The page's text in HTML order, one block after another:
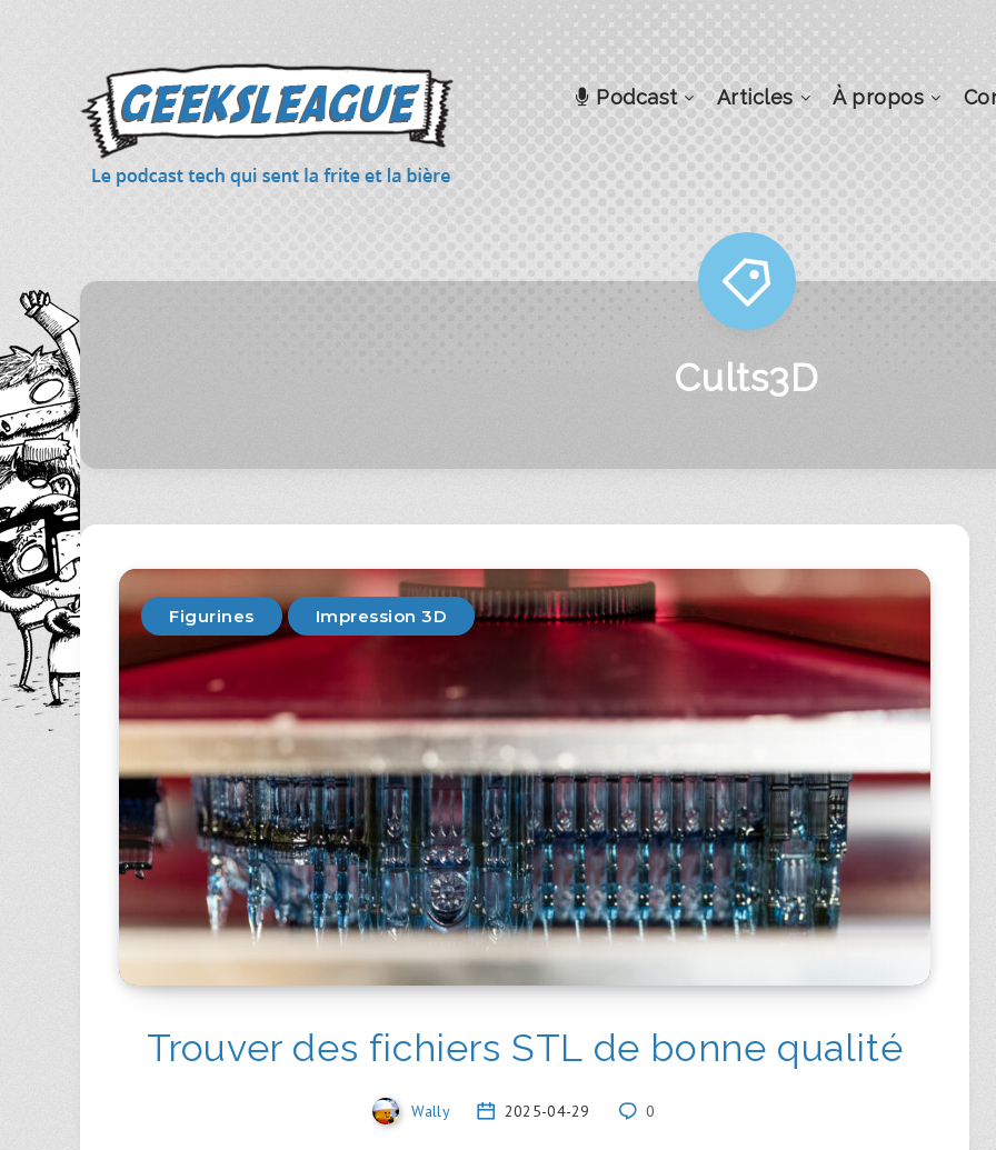
Podcast Articles À propos
Cults3D
Figurines Impression 3D
Trouver des fichiers STL de bonne qualité
Wally 2025-04-29 0